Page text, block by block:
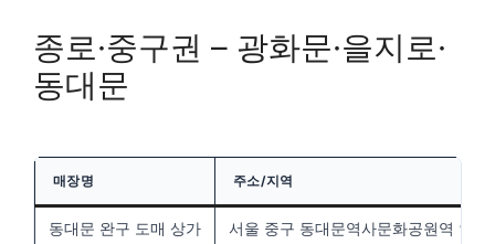
종로·중구권 – 광화문·을지로·
동대문
매장명 주소/지역
동대문 완구 도매 상가 서울 중구 동대문역사문화공원역 인근